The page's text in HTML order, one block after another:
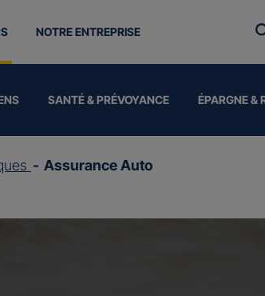
SANTÉ & PRÉVOYANCE ÉPARGNE &
NOTRE ENTREPRISE
Assurance Auto